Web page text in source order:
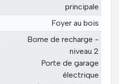
principale
Foyer au bois
Borne de recharge -
niveau 2
Porte de garage
électrique